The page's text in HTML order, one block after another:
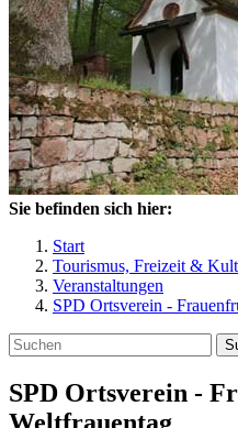
Sie befinden sich hier:
Start
Tourismus, Freizeit &
Veranstaltungen
SPD Ortsverein -
SPD Ortsverein -